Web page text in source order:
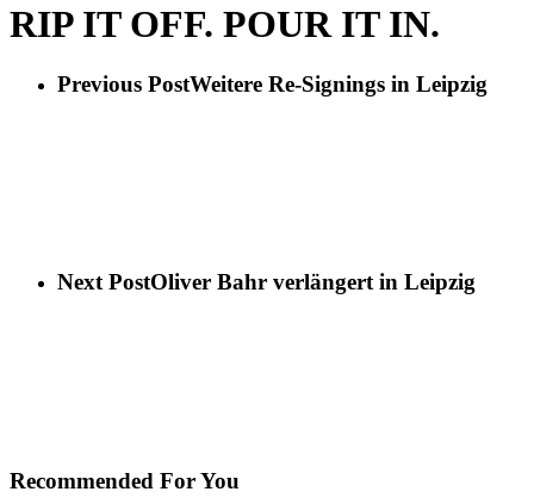
RIP IT OFF. POUR IT IN.
Previous PostWeitere Re-Signings in Leipzig
Next PostOliver Bahr verlängert in Leipzig
Recommended For You